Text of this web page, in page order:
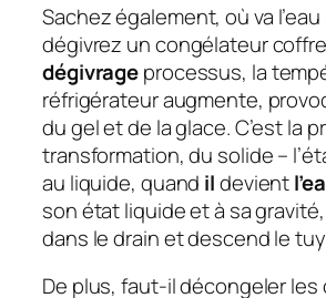
Sachez également, où va
dégivrez un congélateur
dégivrageprocessus, la
réfrigérateur augmente,
du gel et de la glace. C’est la
transformation, du solide –
au liquide, quand ildevient
son état liquide et à sa
dans le drain et descend le
De plus, faut-il décongeler